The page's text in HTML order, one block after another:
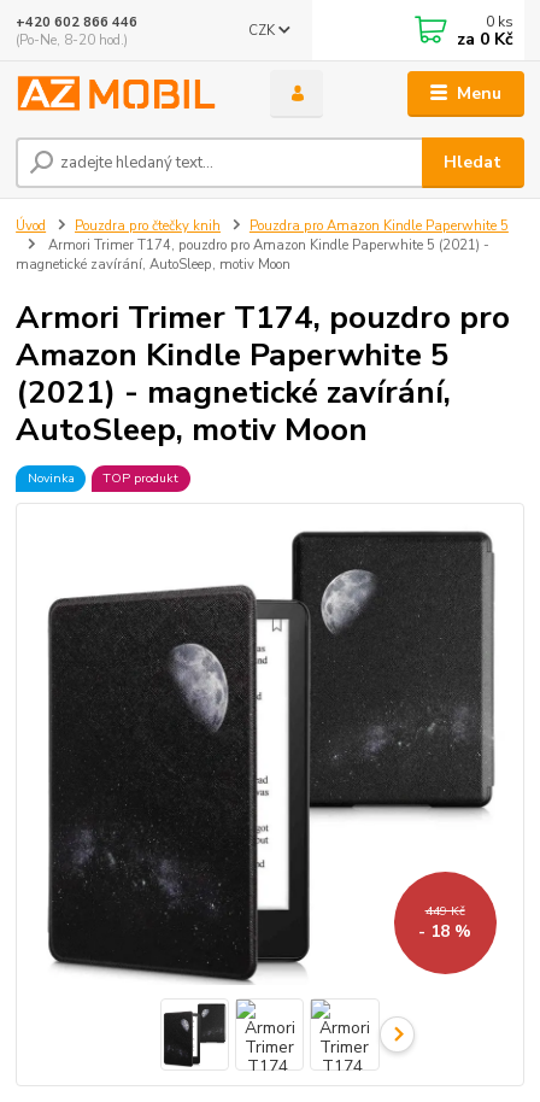
Menu
CZK
Hledat
+420 602 866 446
(Po-Ne, 8-20 hod.)
0 ks
za 0 Kč
Úvod Pouzdra pro čtečky knih
Pouzdra pro Amazon Kindle Paperwhite 5
Armori Trimer T174, pouzdro pro Amazon Kindle Paperwhite 5 (2021) -
magnetické zavírání, AutoSleep, motiv Moon
Armori Trimer T174, pouzdro pro
Amazon Kindle Paperwhite 5
(2021) - magnetické zavírání,
AutoSleep, motiv Moon
Novinka TOP produkt
449 Kč
- 18 %